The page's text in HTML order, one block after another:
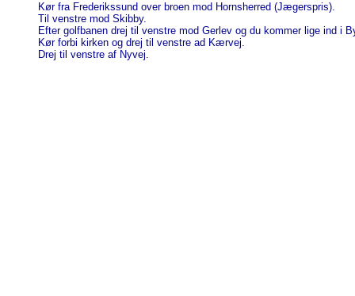
Kør fra Frederikssund over broen mod Hornsherred (Jægerspris).
Til venstre mod Skibby.
Efter golfbanen drej til venstre mod Gerlev og du kommer lige ind i
Kør forbi kirken og drej til venstre ad Kærvej.
Drej til venstre af Nyvej.